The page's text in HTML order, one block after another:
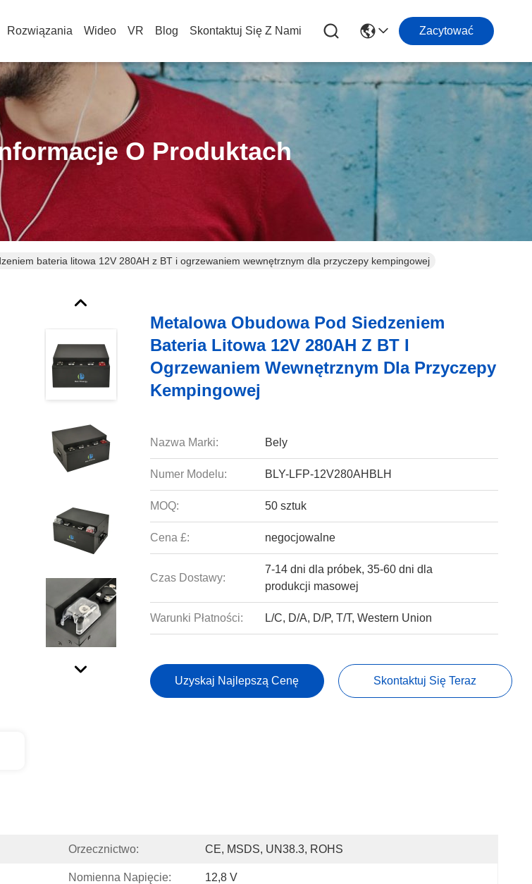
Rozwiązania Wideo VR Blog Skontaktuj Się Z Nami Zacytować
O Produktach
bateria litowa 12V 280AH z BT i ogrzewaniem wewnętrznym dla przyczepy kempingowej
Metalowa Obudowa Pod Siedzeniem
Bateria Litowa 12V 280AH Z BT I
Ogrzewaniem Wewnętrznym Dla Przyczepy
Kempingowej
Nazwa Marki: Bely
Numer Modelu: BLY-LFP-12V280AHBLH
MOQ: 50 sztuk
Cena £: negocjowalne
Czas Dostawy:
7-14 dni dla próbek, 35-60 dni dla
produkcji masowej
Warunki Płatności: L/C, D/A, D/P, T/T, Western Union
Uzyskaj Najlepszą Cenę Skontaktuj Się Teraz
Orzecznictwo: CE, MSDS, UN38.3, ROHS
Nomienna Napięcie: 12,8 V